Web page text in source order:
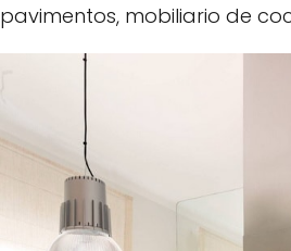
pavimentos, mobiliario de